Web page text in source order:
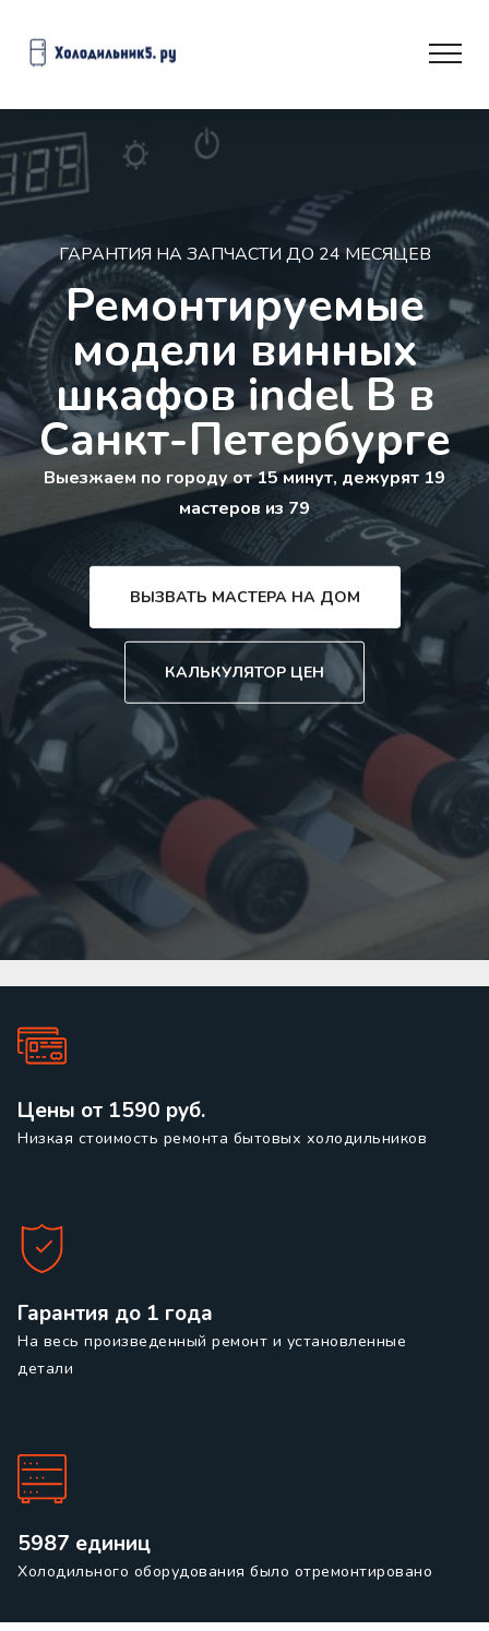
ГАРАНТИЯ НА ЗАПЧАСТИ ДО 24 МЕСЯЦЕВ
Ремонтируемые
модели винных
шкафов indel B в
Санкт-Петербурге
Выезжаем по городу от 15 минут, дежурят 19
мастеров из 79
ВЫЗВАТЬ МАСТЕРА НА ДОМ
КАЛЬКУЛЯТОР ЦЕН
Цены от 1590 руб.
Низкая стоимость ремонта бытовых холодильников
Гарантия до 1 года
На весь произведенный ремонт и установленные
детали
5987 единиц
Холодильного оборудования было отремонтировано